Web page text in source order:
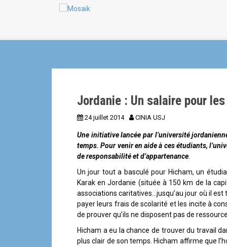
Jordanie : Un salaire pour
24 juillet 2014 CINIA USJ
Une initiative lancée par l’université
temps. Pour venir en aide à ces étudiants,
de responsabilité et d’appartenance
Un jour tout a basculé pour Hicham, un
Karak en Jordanie (située à 150 km de la
associations caritatives…jusqu’au jour où il
payer leurs frais de scolarité et les incite à
de prouver qu’ils ne disposent pas de
Hicham a eu la chance de trouver du travail
plus clair de son temps. Hicham affirme que